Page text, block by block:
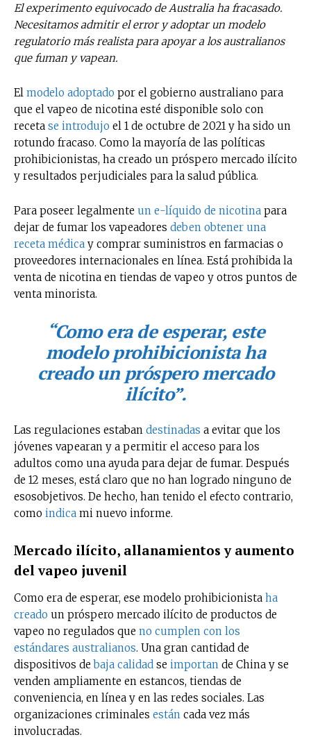
El experimento equivocado de Australia ha fracasado.
Necesitamos admitir el error y adoptar un modelo
regulatorio más realista para apoyar a los australianos
que fuman y vapean.
El modelo adoptado por el gobierno australiano para
que el vapeo de nicotina esté disponible solo con
receta se introdujo el 1 de octubre de 2021 y ha sido un
rotundo fracaso. Como la mayoría de las políticas
prohibicionistas, ha creado un próspero mercado ilícito
y resultados perjudiciales para la salud pública.
Para poseer legalmente un e-líquido de nicotina para
dejar de fumar los vapeadores deben obtener una
receta médica y comprar suministros en farmacias o
proveedores internacionales en línea. Está prohibida la
venta de nicotina en tiendas de vapeo y otros puntos de
venta minorista.
“Como era de esperar, este
modelo prohibicionista ha
creado un próspero mercado
ilícito”.
Las regulaciones estaban destinadas a evitar que los
jóvenes vapearan y a permitir el acceso para los
adultos como una ayuda para dejar de fumar. Después
de 12 meses, está claro que no han logrado ninguno de
esosobjetivos. De hecho, han tenido el efecto contrario,
como indica mi nuevo informe.
Mercado ilícito, allanamientos y aumento
del vapeo juvenil
Como era de esperar, ese modelo prohibicionista ha
creado un próspero mercado ilícito de productos de
vapeo no regulados que no cumplen con los
estándares australianos. Una gran cantidad de
dispositivos de baja calidad se importan de China y se
venden ampliamente en estancos, tiendas de
conveniencia, en línea y en las redes sociales. Las
organizaciones criminales están cada vez más
involucradas.